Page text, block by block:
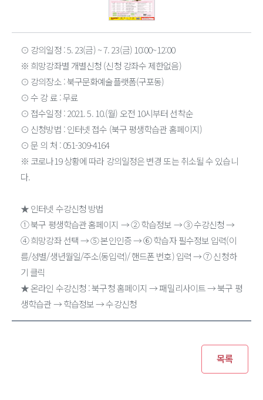
⊙ 강의일정 : 5. 23(금) ~ 7. 23(금) 10:00~12:00
※ 희망강좌별 개별신청 (신청 강좌수 제한없음)
⊙ 강의장소 : 북구문화예술플랫폼(구포동)
⊙ 수 강 료 : 무료
⊙ 접수일정 : 2021. 5. 10.(월) 오전 10시부터 선착순
⊙ 신청방법 : 인터넷 접수 (북구 평생학습관 홈페이지)
⊙ 문 의 처 : 051-309-4164
※ 코로나19 상황에 따라 강의일정은 변경 또는 취소될 수 있습니
다.
★ 인터넷 수강신청 방법
① 북구 평생학습관 홈페이지 → ② 학습정보 → ③ 수강신청 →
④ 희망강좌 선택 → ⑤ 본인인증 → ⑥ 학습자 필수정보 입력(이
름/성별/생년월일/주소(동입력)/ 핸드폰 번호) 입력 → ⑦ 신청하
기 클릭
★ 온라인 수강신청 : 북구청 홈페이지 → 패밀리사이트 → 북구 평
생학습관 → 학습정보 → 수강신청